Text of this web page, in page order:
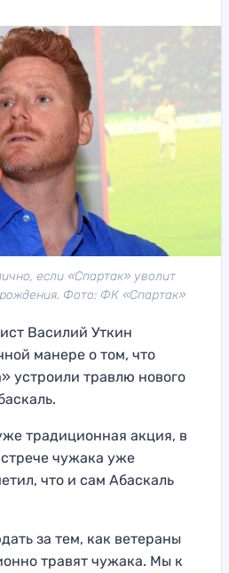
если «Спартак» уволит
Фото: ФК «Спартак»
Василий Уткин
манере о том, что
устроили травлю нового
традиционная акция, в
чужака уже
что и сам Абаскаль
за тем, как ветераны
травят чужака. Мы к